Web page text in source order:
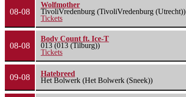
08-08
Wolfmother
TivoliVredenburg (TivoliVredenburg (Utrecht))
Tickets
08-08
Body Count ft. Ice-T
013 (013 (Tilburg))
Tickets
09-08
Hatebreed
Het Bolwerk (Het Bolwerk (Sneek))